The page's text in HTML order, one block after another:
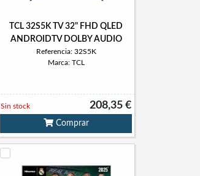
TCL 32S5K TV 32" FHD QLED
ANDROIDTV DOLBY AUDIO
Referencia: 32S5K
Marca: TCL
208,35 €
Sin stock
Comprar